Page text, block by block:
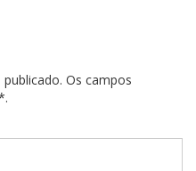
Os campos